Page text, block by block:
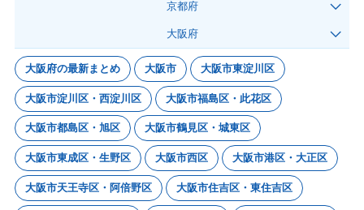
京都府
大阪府
大阪府の最新まとめ 大阪市 大阪市東淀川区
大阪市淀川区・西淀川区 大阪市福島区・此花区
大阪市都島区・旭区 大阪市鶴見区・城東区
大阪市東成区・生野区 大阪市西区 大阪市港区・大正区
大阪市天王寺区・阿倍野区 大阪市住吉区・東住吉区